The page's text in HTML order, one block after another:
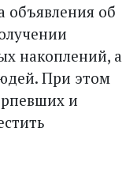
объявления об
накоплений, а
При этом
и